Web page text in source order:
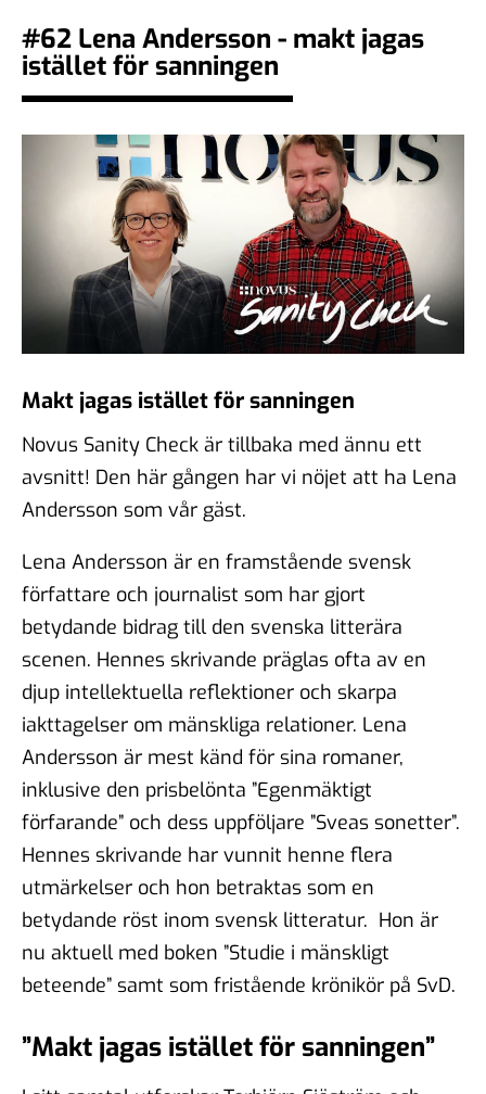
#105 - Carl Heath - Äger
techjättarna vårt
demokratiska samtal?
06 feb 2026
#104 - Åsa Larsson - AI,
algoritmer och vikten av
källkritik
16 jan 2026
#103 - Anna Troberg - Ett
kunskaps- och kulturbärande
samhälle
05 dec 2025
#102 - Brit Stakston - den
goda webben
20 nov 2025
#101 - Ulrika Lindstrand -
ingenjörens roll i ett
välfärdssamhälle
17 okt 2025
#100 - Magnus Hjort - Att
hantera
informationspåverkan
#99 - Johannes Klenell - det
dolda politiska
#62 Lena Andersson - makt jagas
istället för sanningen
Makt jagas istället för sanningen
Novus Sanity Check är tillbaka med ännu ett
avsnitt! Den här gången har vi nöjet att ha Lena
Andersson som vår gäst.
Lena Andersson är en framstående svensk
författare och journalist som har gjort
betydande bidrag till den svenska litterära
scenen. Hennes skrivande präglas ofta av en
djup intellektuella reflektioner och skarpa
iakttagelser om mänskliga relationer. Lena
Andersson är mest känd för sina romaner,
inklusive den prisbelönta ”Egenmäktigt
förfarande” och dess uppföljare ”Sveas sonetter”.
Hennes skrivande har vunnit henne flera
utmärkelser och hon betraktas som en
betydande röst inom svensk litteratur. Hon är
nu aktuell med boken ”Studie i mänskligt
beteende” samt som fristående krönikör på SvD.
”Makt jagas istället för sanningen”